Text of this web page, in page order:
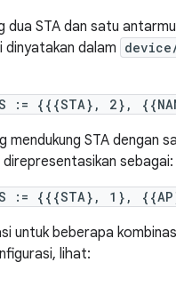
STA dan satu
dinyatakan dalam
:= {{{STA}, 2},
STA dengan
sebagai:
:= {{{STA}, 1},
untuk beberapa
lihat: